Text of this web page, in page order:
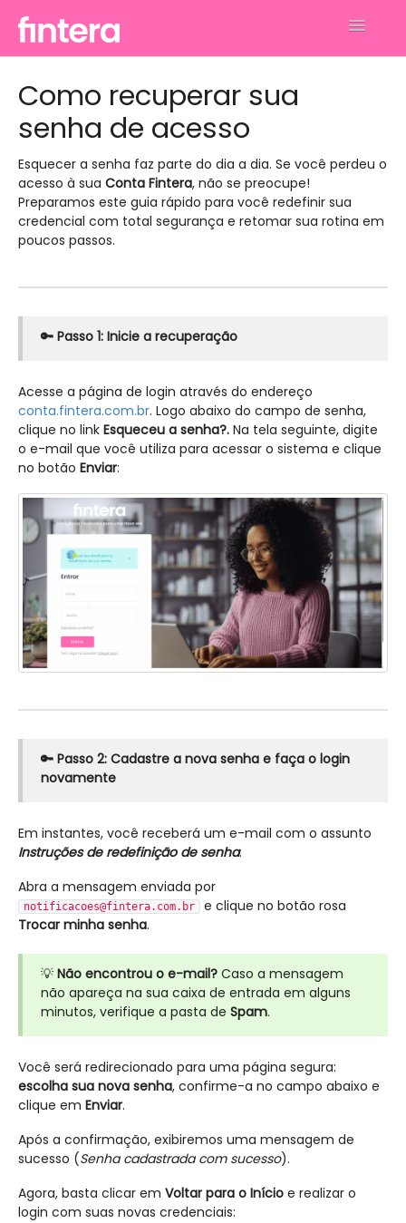
Toggle
Financeiro
Faturamento
Gerenciar Perfil e Conta
Como recuperar sua
senha de acesso
Esquecer a senha faz parte do dia a dia. Se você perdeu o
acesso à sua Conta Fintera, não se preocupe!
Preparamos este guia rápido para você redefinir sua
credencial com total segurança e retomar sua rotina em
poucos passos.
🔑 Passo 1: Inicie a recuperação
Acesse a página de login através do endereço
conta.fintera.com.br. Logo abaixo do campo de senha,
clique no link Esqueceu a senha?. Na tela seguinte, digite
o e-mail que você utiliza para acessar o sistema e clique
no botão Enviar:
🔑 Passo 2: Cadastre a nova senha e faça o login
novamente
Em instantes, você receberá um e-mail com o assunto
Instruções de redefinição de senha.
Abra a mensagem enviada por
notificacoes@fintera.com.br
e clique no botão rosa
Trocar minha senha.
💡 Não encontrou o e-mail? Caso a mensagem
não apareça na sua caixa de entrada em alguns
minutos, verifique a pasta de Spam.
Você será redirecionado para uma página segura:
escolha sua nova senha, confirme-a no campo abaixo e
clique em Enviar.
Após a confirmação, exibiremos uma mensagem de
sucesso (Senha cadastrada com sucesso).
Agora, basta clicar em Voltar para o Início e realizar o
login com suas novas credenciais: